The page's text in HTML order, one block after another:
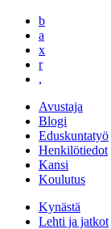
b
a
x
r
,
Avustaja
Blogi
Eduskuntatyö
Henkilötiedot
Kansi
Koulutus
Kynästä
Lehti ja jatkot